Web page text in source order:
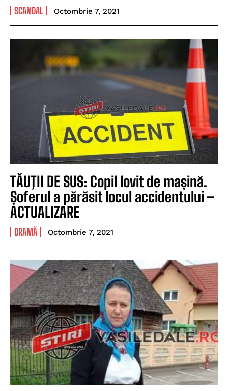
SCANDAL Octombrie 7, 2021
TĂUŢII DE SUS: Copil lovit de mașină.
Șoferul a părăsit locul accidentului –
ACTUALIZARE
DRAMĂ Octombrie 7, 2021